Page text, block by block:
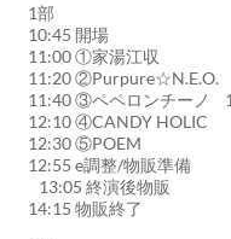
1部
10:45 開場
11:00 ①家湯江収
11:20 ②Purpure☆N.E.O.
11:40 ③ペペロンチーノ
12:10 ④CANDY HOLIC
12:30 ⑤POEM
12:55 e調整/物販準備
13:05 終演後物販
14:15 物販終了